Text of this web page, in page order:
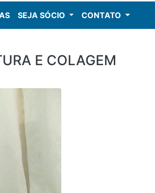
SEJA SÓCIO CONTATO
E COLAGEM